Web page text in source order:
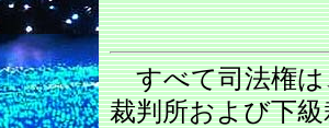
すべて司法権は
裁判所および下